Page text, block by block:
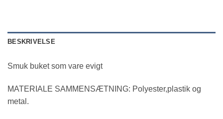
BESKRIVELSE
Smuk buket som vare evigt
MATERIALE SAMMENSÆTNING: Polyester,plastik og
metal.